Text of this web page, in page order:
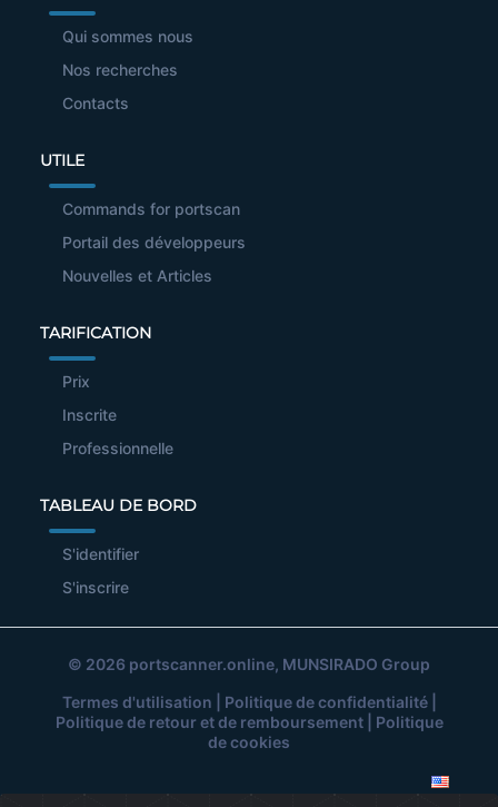
Qui sommes nous
Nos recherches
Contacts
UTILE
Commands for portscan
Portail des développeurs
Nouvelles et Articles
TARIFICATION
Prix
Inscrite
Professionnelle
TABLEAU DE BORD
S'identifier
S'inscrire
© 2026 portscanner.online, MUNSIRADO Group
Termes d'utilisation
Politique de confidentialité|
Politique de retour et de remboursement| Politique
de cookies